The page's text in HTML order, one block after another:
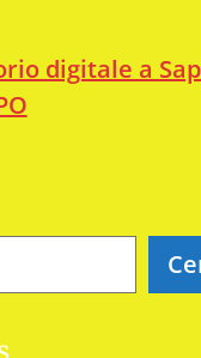
digitale a